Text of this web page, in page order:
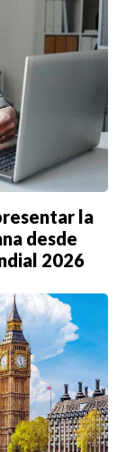
la
desde
2026